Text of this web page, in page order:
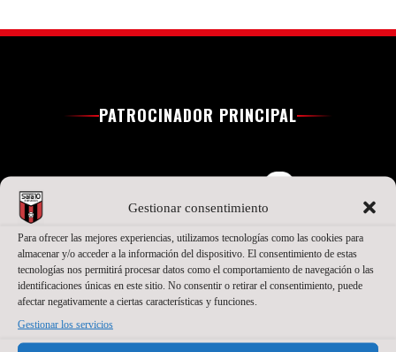
Gestionar consentimiento
Para ofrecer las mejores experiencias, utilizamos tecnologías como las cookies para
almacenar y/o acceder a la información del dispositivo. El consentimiento de estas
tecnologías nos permitirá procesar datos como el comportamiento de navegación o las
identificaciones únicas en este sitio. No consentir o retirar el consentimiento, puede
afectar negativamente a ciertas características y funciones.
Gestionar los servicios
PATROCINADOR PRINCIPAL
SEGUNDO PATROCINADOR